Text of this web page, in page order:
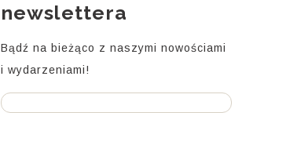
newslettera
Bądź na bieżąco z naszymi nowościami
i wydarzeniami!